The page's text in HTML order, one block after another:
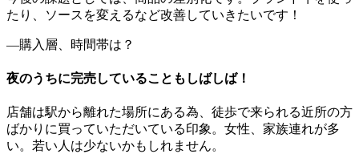
たり、ソースを変えるなど改善していきたいです！
―購入層、時間帯は？
夜のうちに完売していることもしばしば！
店舗は駅から離れた場所にある為、徒歩で来られる近所の方
ばかりに買っていただいている印象。女性、家族連れが多
い。若い人は少ないかもしれません。